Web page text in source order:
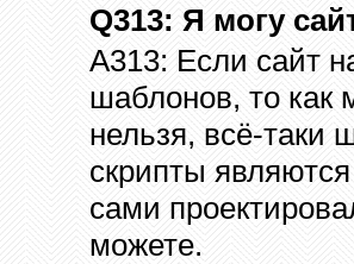
Q313: Я могу
A313: Если сайт
шаблонов, то как
нельзя, всё-таки
скрипты
сами
можете.